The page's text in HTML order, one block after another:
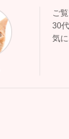
ご
30
気